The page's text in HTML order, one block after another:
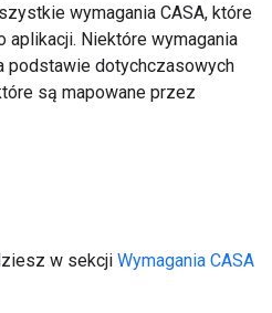
wymagania CASA, które
aplikacji. Niektóre wymagania
podstawie dotychczasowych
są mapowane przez
w sekcji Wymagania CASA